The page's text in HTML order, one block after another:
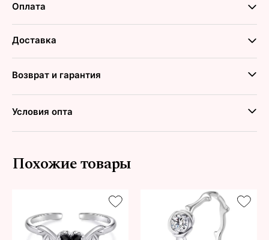
Оплата
Доставка
Возврат и гарантия
Условия опта
Похожие товары